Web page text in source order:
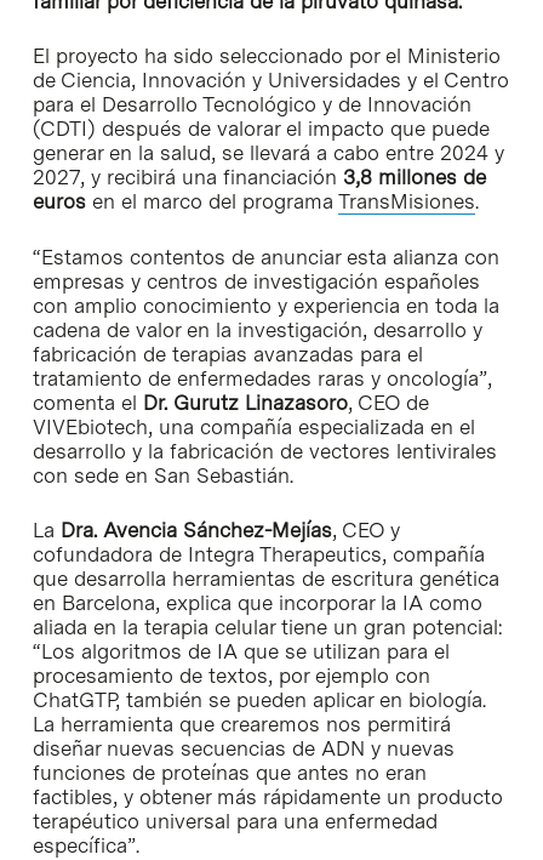
El proyecto ha sido seleccionado por el Ministerio
de Ciencia, Innovación y Universidades y el Centro
para el Desarrollo Tecnológico y de Innovación
(CDTI) después de valorar el impacto que puede
generar en la salud, se llevará a cabo entre 2024 y
2027, y recibirá una financiación 3,8 millones de
eurosen el marco del programa TransMisiones.
“Estamos contentos de anunciar esta alianza con
empresas y centros de investigación españoles
con amplio conocimiento y experiencia en toda la
cadena de valor en la investigación, desarrollo y
fabricación de terapias avanzadas para el
tratamiento de enfermedades raras y oncología”,
comenta el Dr. Gurutz Linazasoro, CEO de
VIVEbiotech, una compañía especializada en el
desarrollo y la fabricación de vectores lentivirales
con sede en San Sebastián.
La Dra. Avencia Sánchez-Mejías, CEO y
cofundadora de Integra Therapeutics, compañía
que desarrolla herramientas de escritura genética
en Barcelona, explica que incorporar la IA como
aliada en la terapia celular tiene un gran potencial:
“Los algoritmos de IA que se utilizan para el
procesamiento de textos, por ejemplo con
ChatGTP, también se pueden aplicar en biología.
La herramienta que crearemos nos permitirá
diseñar nuevas secuencias de ADN y nuevas
funciones de proteínas que antes no eran
factibles, y obtener más rápidamente un producto
terapéutico universal para una enfermedad
específica”.